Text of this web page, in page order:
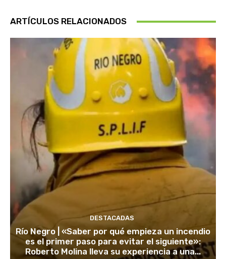
ARTÍCULOS RELACIONADOS
DESTACADAS
Río Negro | «Saber por qué empieza un incendio
es el primer paso para evitar el siguiente»:
Roberto Molina lleva su experiencia a una...